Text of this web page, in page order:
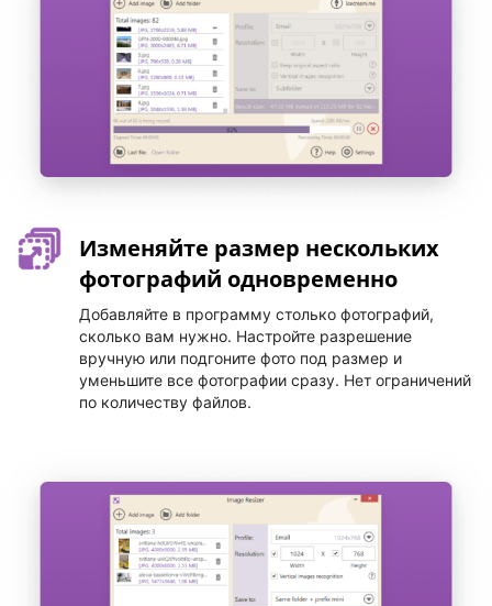
Изменяйте размер нескольких
фотографий одновременно
Добавляйте в программу столько фотографий,
сколько вам нужно. Настройте разрешение
вручную или подгоните фото под размер и
уменьшите все фотографии сразу. Нет ограничений
по количеству файлов.